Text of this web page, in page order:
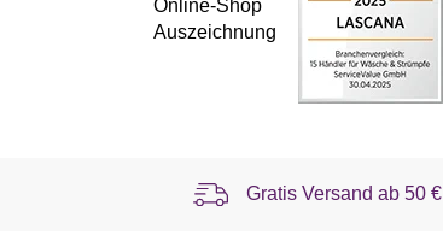
Gratis Versand ab50 €